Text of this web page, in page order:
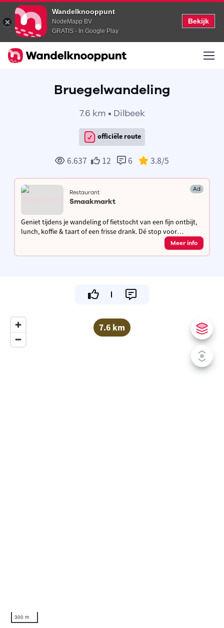
Wandelknooppunt
NodeMapp BV
GRATIS - In Google Play
Bekijk
Bruegelwandeling
7.6 km • Dilbeek
officiële route
6.637 12 6 3.8/5
Restaurant Ad
Smaakmarkt
Geniet tijdens je wandeling of fietstocht van een fijn ontbijt,
lunch, koffie & taart of een frisse drank. Dé stop voor
wandelaars en fietsers om even uit te rusten en op te laden!
Meer info
7.6 km
300 m